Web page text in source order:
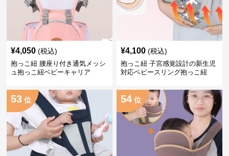
¥4,050 (税込)
抱っこ紐 腰座り付き通気メッシ
ュ抱っこ紐ベビーキャリア
¥4,100 (税込)
抱っこ紐 子宮感覚設計の新生児
対応ベビースリング抱っこ紐
53 位 54 位